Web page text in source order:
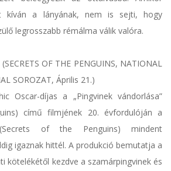
kíván a lányának, nem is sejti, hogy
legrosszabb rémálma válik valóra.
(SECRETS OF THE PENGUINS, NATIONAL
SOROZAT, Április 21.)
Oscar-díjas a „Pingvinek vándorlása”
című filmjének 20. évfordulóján a
of the Penguins) mindent
igaznak hittél. A produkció bemutatja a
kötelékétől kezdve a szamárpingvinek és